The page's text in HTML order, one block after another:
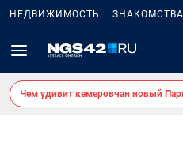
НЕДВИЖИМОСТЬ ЗНАКОМСТВА
Чем удивит кемеровчан новый